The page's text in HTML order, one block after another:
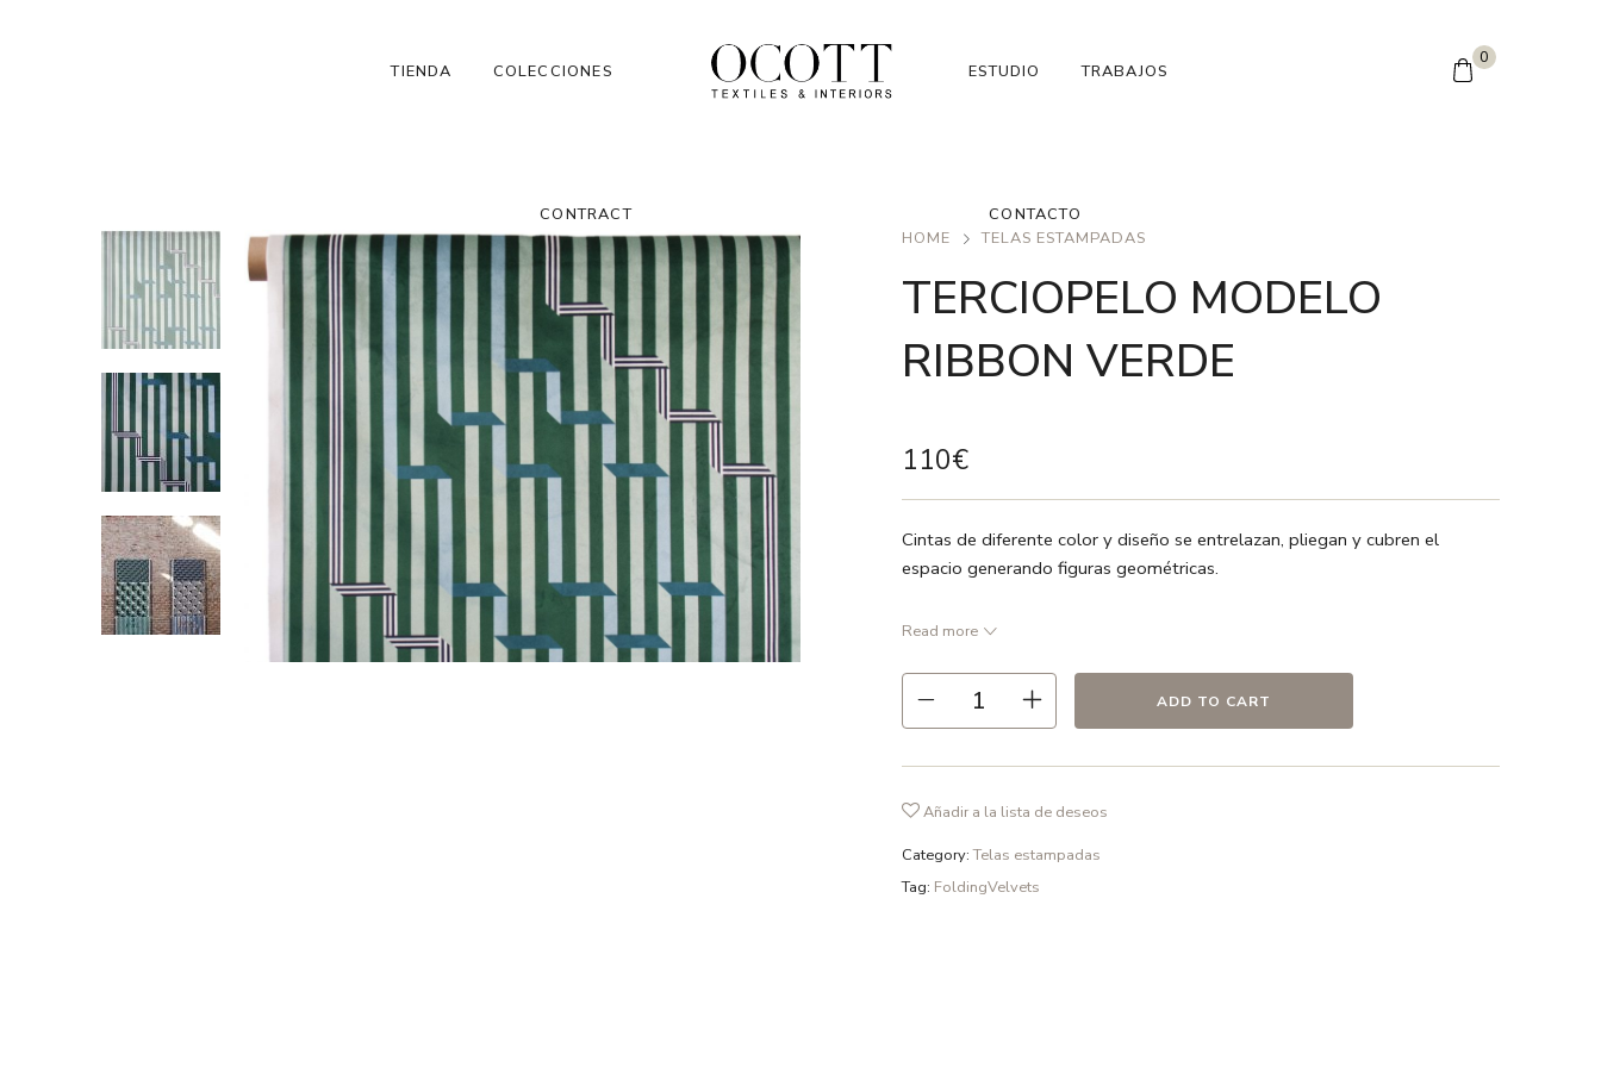
TIENDA COLECCIONES
CONTRACT
ESTUDIO TRABAJOS
CONTACTO
0
HOME TELAS ESTAMPADAS
TERCIOPELO MODELO
RIBBON VERDE
110€
Cintas de diferente color y diseño se entrelazan, pliegan y cubren el
espacio generando figuras geométricas.
Ancho 137 cm Precio/metro
● 100 % Poliester
● Repetición 141 cm
● Recomendamos limpieza en seco
Read more
ADD TO CART
Añadir a la lista de deseos
Category:Telas estampadas
Tag: FoldingVelvets